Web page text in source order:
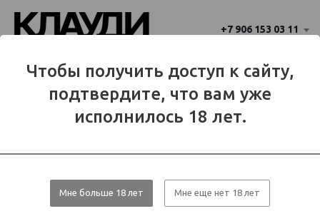
Чтобы получить доступ к сайту,
подтвердите, что вам уже
исполнилось 18 лет.
Мне больше 18 лет Мне еще нет 18 лет
+7 906 153 03 11
Балаково?
Да Нет
Балаково
Ароматизатор forVLIQ Q Shock Sour